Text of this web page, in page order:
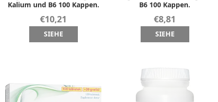
Kalium und B6 100 Kappen.
€10,21
SIEHE
B6 100 Kappen.
€8,81
SIEHE